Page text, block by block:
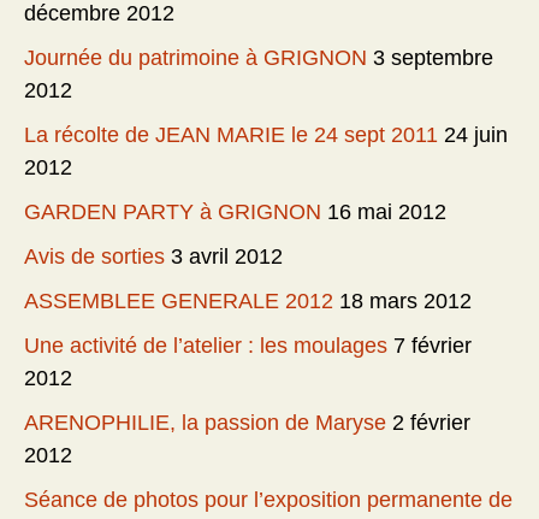
décembre 2012
Journée du patrimoine à GRIGNON 3 septembre
2012
La récolte de JEAN MARIE le 24 sept 2011 24 juin
2012
GARDEN PARTY à GRIGNON 16 mai 2012
Avis de sorties 3 avril 2012
ASSEMBLEE GENERALE 2012 18 mars 2012
Une activité de l’atelier : les moulages 7 février
2012
ARENOPHILIE, la passion de Maryse 2 février
2012
Séance de photos pour l’exposition permanente de